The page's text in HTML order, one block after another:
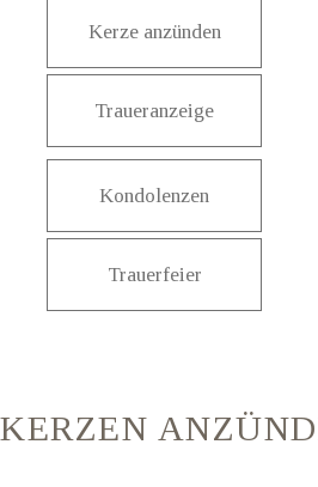
Kerze anzünden
Traueranzeige
Kondolenzen
Trauerfeier
KERZEN